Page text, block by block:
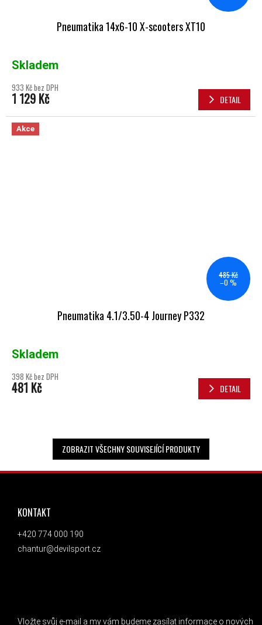
Pneumatika 14x6-10 X-scooters XT10
Skladem
933 Kč bez DPH
1 129 Kč DETAIL
Akce
485 Kč
–0 %
Pneumatika 4.1/3.50-4 Journey P332
Skladem
398 Kč bez DPH
481 Kč DETAIL
ZOBRAZIT VŠECHNY SOUVISEJÍCÍ PRODUKTY
ZÁPATÍ
KONTAKT
+420 774 000 190
chantur@devilsport.cz
Vložte svůj e-mail a my vám budeme zasílat informace o nových